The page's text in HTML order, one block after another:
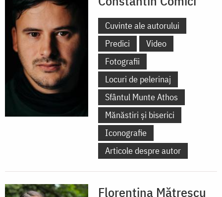
Cuvinte ale autorului
Predici
Video
Fotografii
Locuri de pelerinaj
Sfântul Munte Athos
Mănăstiri și biserici
Iconografie
Articole despre autor
Florentina Mătrescu